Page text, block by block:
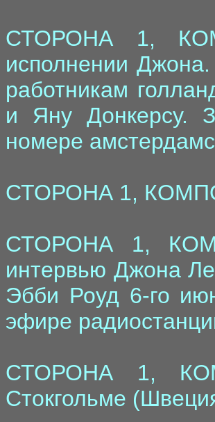
СТОРОНА 1,
исполнении
работникам
и Яну Донкерсу.
номере
СТОРОНА 1,
СТОРОНА 1,
интервью Джона
Эбби Роуд 6-го
эфире
СТОРОНА 1,
Стокгольме